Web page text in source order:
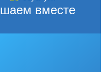
вместе